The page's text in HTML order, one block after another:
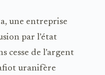
une entreprise
par l’état
cesse de l’argent
uranifère